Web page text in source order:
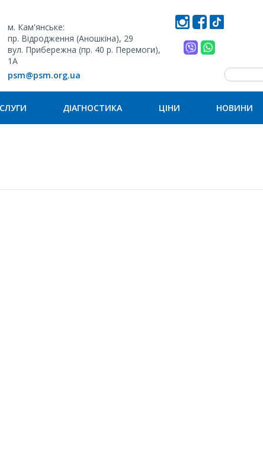
м. Кам'янське:
пр. Відродження (Аношкіна), 29
вул. Прибережна (пр. 40 р. Перемоги),
1А
psm@psm.org.ua
ДІАГНОСТИКА ЦІНИ НОВИНИ